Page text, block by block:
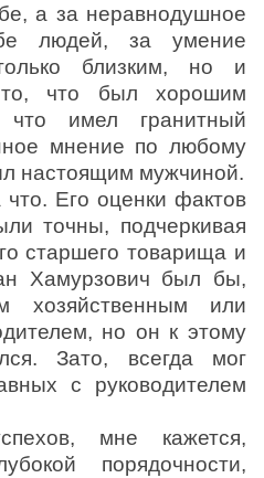
а за неравнодушное
людей, за умение
близким, но и
что был хорошим
имел гранитный
мнение по любому
настоящим мужчиной.
Его оценки фактов
точны, подчеркивая
старшего товарища и
Хамурзович был бы,
хозяйственным или
но он к этому
Зато, всегда мог
с руководителем
мне кажется,
порядочности,